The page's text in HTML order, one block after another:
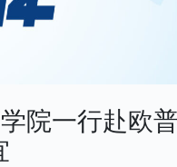
院一行赴欧